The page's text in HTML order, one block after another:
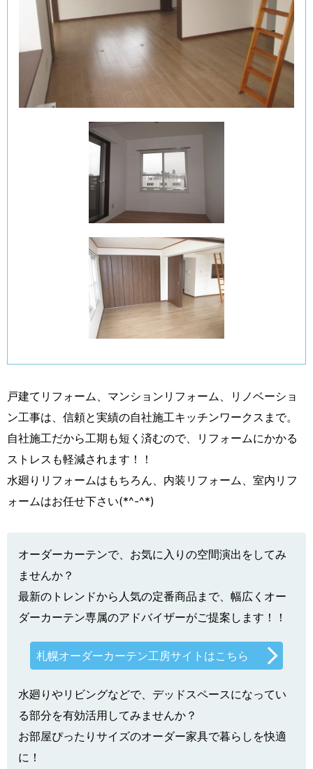
戸建てリフォーム、マンションリフォーム、リノベーショ
ン工事は、信頼と実績の自社施工キッチンワークスまで。
自社施工だから工期も短く済むので、リフォームにかかる
ストレスも軽減されます！！
水廻りリフォームはもちろん、内装リフォーム、室内リフ
ォームはお任せ下さい(*^-^*)
オーダーカーテンで、お気に入りの空間演出をしてみ
ませんか？
最新のトレンドから人気の定番商品まで、幅広くオー
ダーカーテン専属のアドバイザーがご提案します！！
札幌オーダーカーテン工房サイトはこちら
水廻りやリビングなどで、デッドスペースになってい
る部分を有効活用してみませんか？
お部屋ぴったりサイズのオーダー家具で暮らしを快適
に！